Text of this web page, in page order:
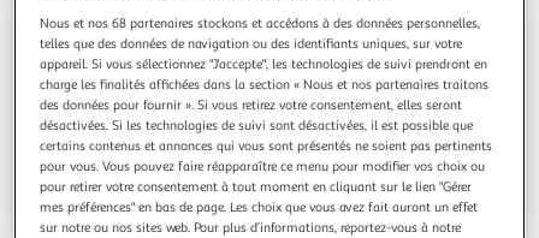
Contact
Espace sourds
Voir l'itinéraire
Nous et nos 68 partenaires stockons et accédons à des données personnelles,
telles que des données de navigation ou des identifiants uniques, sur votre
appareil. Si vous sélectionnez "J'accepte", les technologies de suivi prendront en
charge les finalités affichées dans la section « Nous et nos partenaires traitons
des données pour fournir ». Si vous retirez votre consentement, elles seront
désactivées. Si les technologies de suivi sont désactivées, il est possible que
certains contenus et annonces qui vous sont présentés ne soient pas pertinents
pour vous. Vous pouvez faire réapparaître ce menu pour modifier vos choix ou
pour retirer votre consentement à tout moment en cliquant sur le lien "Gérer
mes préférences" en bas de page. Les choix que vous avez fait auront un effet
sur notre ou nos sites web. Pour plus d’informations, reportez-vous à notre